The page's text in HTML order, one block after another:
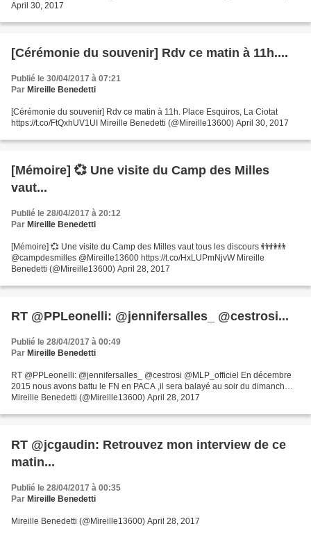
April 30, 2017
[Cérémonie du souvenir] Rdv ce matin à 11h....
Publié le 30/04/2017 à 07:21
Par Mireille Benedetti
[Cérémonie du souvenir] Rdv ce matin à 11h. Place Esquiros, La Ciotat
https://t.co/FtQxhUV1UI Mireille Benedetti (@Mireille13600) April 30, 2017
[Mémoire] 💞 Une visite du Camp des Milles
vaut...
Publié le 28/04/2017 à 20:12
Par Mireille Benedetti
[Mémoire] 💞 Une visite du Camp des Milles vaut tous les discours 👬👫👬
@campdesmilles @Mireille13600 https://t.co/HxLUPmNjvW Mireille
Benedetti (@Mireille13600) April 28, 2017
RT @PPLeonelli: @jennifersalles_ @cestrosi...
Publié le 28/04/2017 à 00:49
Par Mireille Benedetti
RT @PPLeonelli: @jennifersalles_ @cestrosi @MLP_officiel En décembre
2015 nous avons battu le FN en PACA ,il sera balayé au soir du dimanch…
Mireille Benedetti (@Mireille13600) April 28, 2017
RT @jcgaudin: Retrouvez mon interview de ce
matin...
Publié le 28/04/2017 à 00:35
Par Mireille Benedetti
Mireille Benedetti (@Mireille13600) April 28, 2017